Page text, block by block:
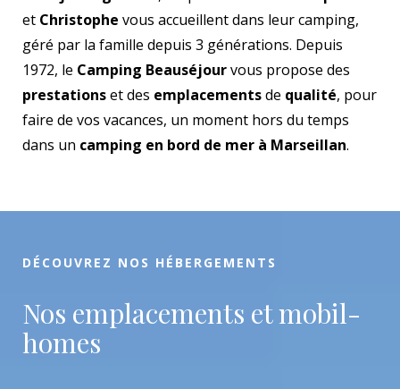
et Christophe vous accueillent dans leur camping,
géré par la famille depuis 3 générations. Depuis
1972, le Camping Beauséjourvous propose des
prestationset des emplacementsde qualité, pour
faire de vos vacances, un moment hors du temps
dans un camping en bord de mer à Marseillan.
DÉCOUVREZ NOS HÉBERGEMENTS
Nos emplacements et mobil-
homes